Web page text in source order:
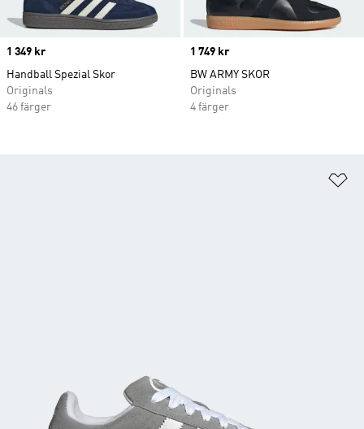
Price
1 349 kr
Handball Spezial Skor
Originals
46 färger
Price
1 749 kr
BW ARMY SKOR
Originals
4 färger